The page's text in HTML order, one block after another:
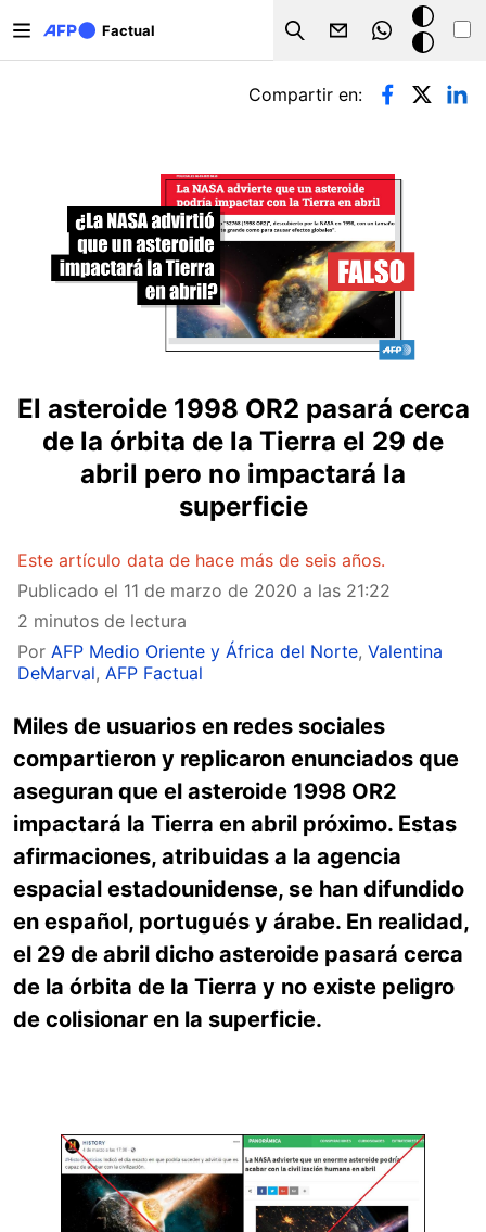
Factual
Search
Modo
oscuro
Solapas principales
Compartir en:
El asteroide 1998 OR2 pasará cerca
de la órbita de la Tierra el 29 de
abril pero no impactará la
superficie
Este artículo data de hace más de seis años.
Publicado el 11 de marzo de 2020 a las 21:22
2 minutos de lectura
Por AFP Medio Oriente y África del Norte, Valentina
DeMarval, AFP Factual
Miles de usuarios en redes sociales
compartieron y replicaron enunciados que
aseguran que el asteroide 1998 OR2
impactará la Tierra en abril próximo. Estas
afirmaciones, atribuidas a la agencia
espacial estadounidense, se han difundido
en español, portugués y árabe. En realidad,
el 29 de abril dicho asteroide pasará cerca
de la órbita de la Tierra y no existe peligro
de colisionar en la superficie.
Image